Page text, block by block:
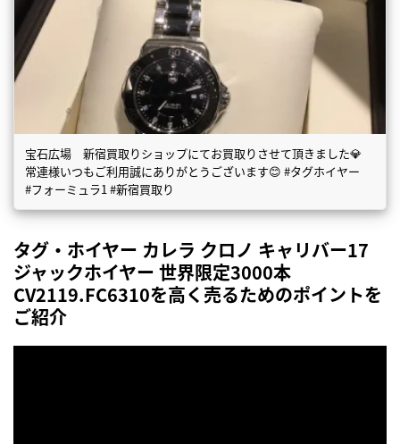
宝石広場 新宿買取りショップにてお買取りさせて頂きました💎
常連様いつもご利用誠にありがとうございます😊 #タグホイヤー
#フォーミュラ1 #新宿買取り
タグ・ホイヤー カレラ クロノ キャリバー17
ジャックホイヤー 世界限定3000本
CV2119.FC6310を高く売るためのポイントを
ご紹介